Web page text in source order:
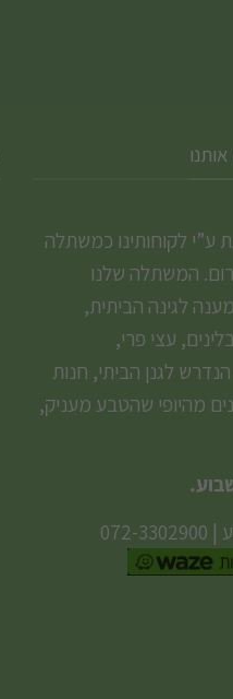
ע”י לקוחותינו כמשתלה
המשתלה שלנו
לגינה הביתית,
עצי פרי,
לגנן הביתי, חנות
מהיופי שהטבע מעניק,
|
072-3302900